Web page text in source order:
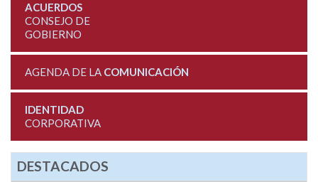
ACUERDOS
CONSEJO DE
GOBIERNO
AGENDA DE LA COMUNICACIÓN
IDENTIDAD
CORPORATIVA
DESTACADOS